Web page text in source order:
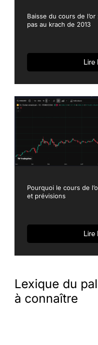
Baisse du cours de
pas au krach de 2013
Lire
Pourquoi le cours de
et prévisions
Lire
Lexique du
à connaître